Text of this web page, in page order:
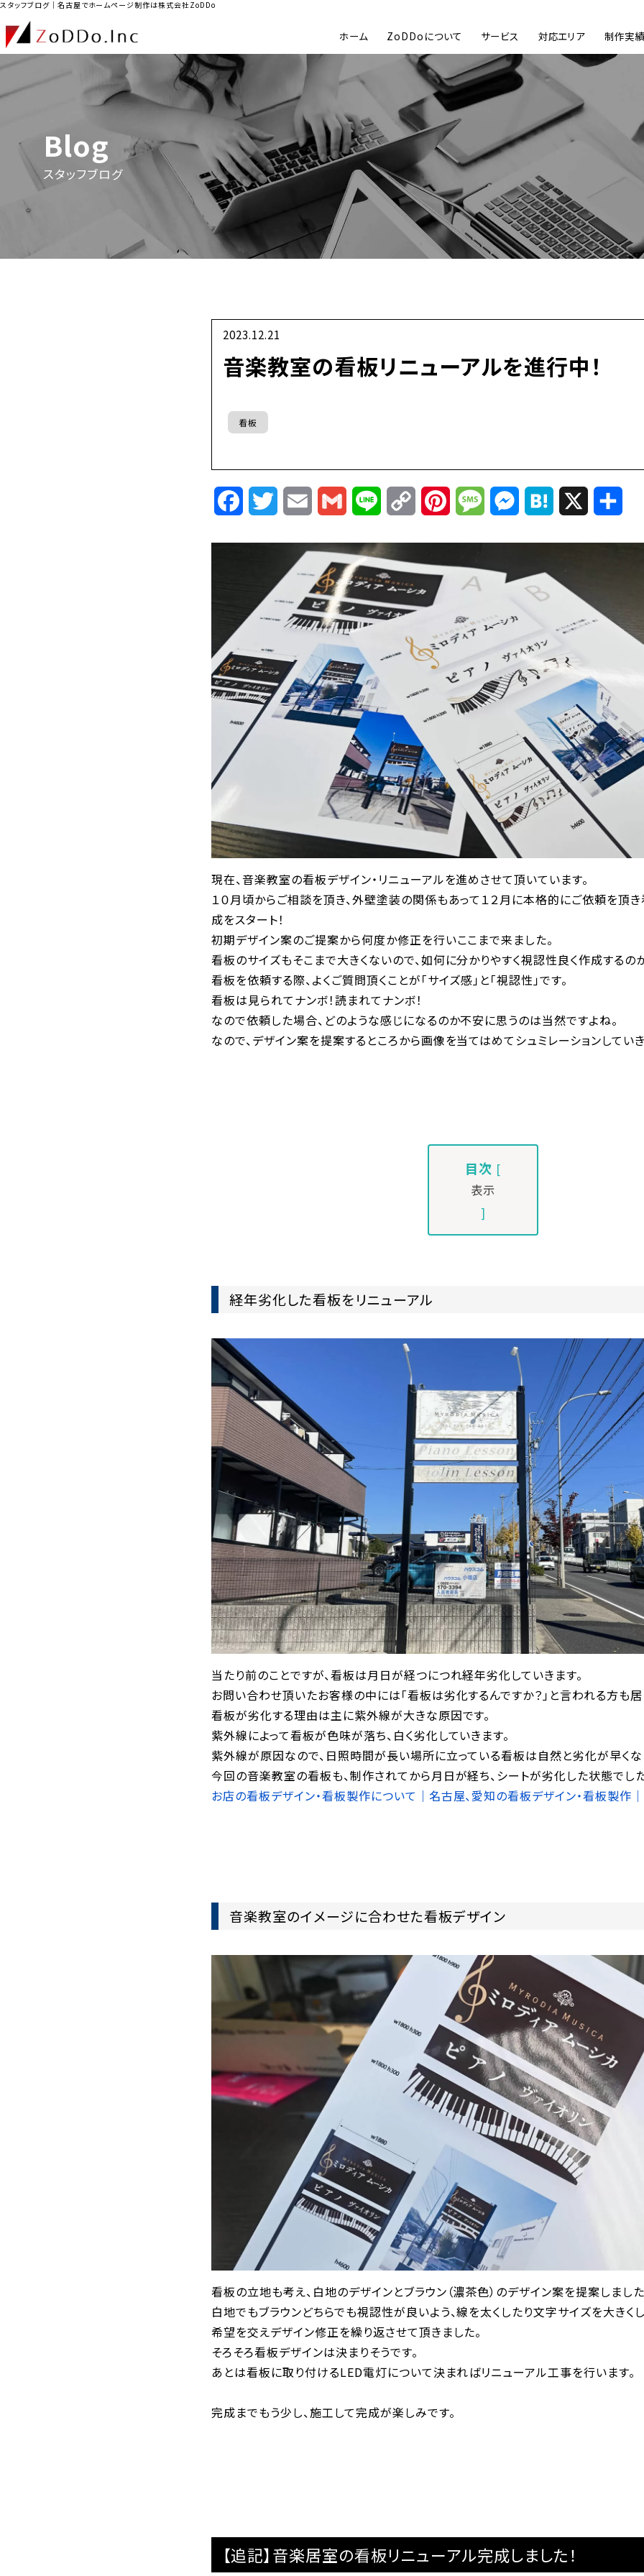
スタッフブログ｜名古屋でホームページ制作は株式会社ZoDDo
ホーム ZoDDoについて サービス 対応エリア 制作実績
Blog
スタッフブログ
2023.12.21
音楽教室の看板リニューアルを進行中！
看板
FacebookTwitterEmail Gmail Line
Copy
Link
PinterestMessageMessenger
Hatena
現在、音楽教室の看板デザイン・リニューアルを進めさせて頂いています。
１０月頃からご相談を頂き、外壁塗装の関係もあって１２月に本格的にご依頼を頂
成をスタート！
初期デザイン案のご提案から何度か修正を行いここまで来ました。
看板のサイズもそこまで大きくないので、如何に分かりやすく視認性良く作成するの
看板を依頼する際、よくご質問頂くことが「サイズ感」と「視認性」です。
看板は見られてナンボ！読まれてナンボ！
なので依頼した場合、どのような感じになるのか不安に思うのは当然ですよね。
なので、デザイン案を提案するところから画像を当てはめてシュミレーションしていき
目次 [
表示
]
経年劣化した看板をリニューアル
当たり前のことですが、看板は月日が経つにつれ経年劣化していきます。
お問い合わせ頂いたお客様の中には「看板は劣化するんですか？」と言われる方も居
看板が劣化する理由は主に紫外線が大きな原因です。
紫外線によって看板が色味が落ち、白く劣化していきます。
紫外線が原因なので、日照時間が長い場所に立っている看板は自然と劣化が早くな
今回の音楽教室の看板も、制作されてから月日が経ち、シートが劣化した状態でし
お店の看板デザイン・看板製作について｜名古屋、愛知の看板デザイン・看板製作
音楽教室のイメージに合わせた看板デザイン
看板の立地も考え、白地のデザインとブラウン（濃茶色）のデザイン案を提案しました
白地でもブラウンどちらでも視認性が良いよう、線を太くしたり文字サイズを大きく
希望を交えデザイン修正を繰り返させて頂きました。
そろそろ看板デザインは決まりそうです。
あとは看板に取り付けるLED電灯について決まればリニューアル工事を行います。
完成までもう少し、施工して完成が楽しみです。
【追記】音楽居室の看板リニューアル完成しました！